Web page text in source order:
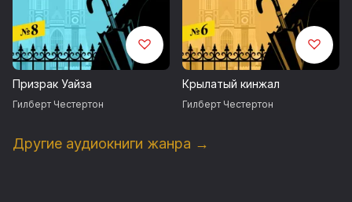
Призрак Уайза
Гилберт Честертон
Крылатый кинжал
Гилберт Честертон
Другие аудиокниги жанра →